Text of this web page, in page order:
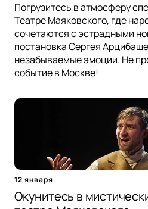
Погрузитесь в атмосферу
Театре Маяковского, где
сочетаются с эстрадными
постановка Сергея
незабываемые эмоции. Не
событие в Москве!
12 января
Окунитесь в